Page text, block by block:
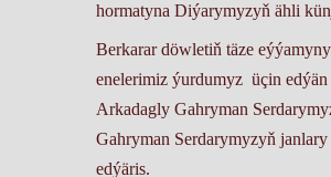
hormatyna Diýarymyzyň ähli
Berkarar döwletiň täze
enelerimiz ýurdumyz üçin edýän
Arkadagly Gahryman
Gahryman Serdarymyzyň
edýäris.